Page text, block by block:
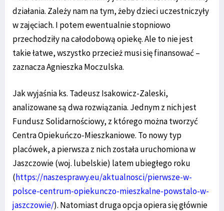
działania. Zależy nam na tym, żeby dzieci uczestniczyły
w zajęciach. I potem ewentualnie stopniowo
przechodziły na całodobową opiekę. Ale to nie jest
takie łatwe, wszystko przecież musi się finansować –
zaznacza Agnieszka Moczulska.
Jak wyjaśnia ks. Tadeusz Isakowicz-Zaleski,
analizowane są dwa rozwiązania. Jednym z nich jest
Fundusz Solidarnościowy, z którego można tworzyć
Centra Opiekuńczo-Mieszkaniowe. To nowy typ
placówek, a pierwsza z nich została uruchomiona w
Jaszczowie (woj. lubelskie) latem ubiegłego roku
(https://naszesprawy.eu/aktualnosci/pierwsze-w-
polsce-centrum-opiekunczo-mieszkalne-powstalo-w-
jaszczowie/). Natomiast druga opcja opiera się głównie